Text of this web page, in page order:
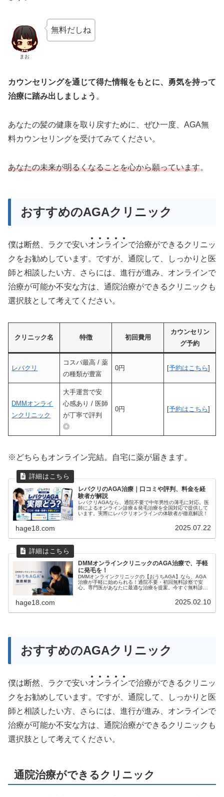
まお
無料だしね
カウンセリングを通じて得た情報をもとに、勇気を持って
治療に踏み出しましょう 。
あなたの髪の健康を取り戻すために、ぜひ一度、AGA無
料カウンセリングを受けてみてください。
あなたの未来が明るくなることを心から願っています。
おすすめのAGAクリニック
僕は断然、ラクで安いオンライ ンで治療ができるクリニッ
クをお勧めしています。ですが、通院して、しっかりと医
師と相談したい方、さらには、進行が進み、オンラインで
治療が可能か不安な方は、通院治療ができるクリニックも
選択肢として考えてください。
クリニック名 特徴 初回費用
カウンセリン
グ予約
レバクリ
コスパ最高 / 薬
の種類が豊富
0円 [予約はこちら]
DMMオンライ
ンクリニック
大手運営で安
心感あり / 医師
が丁寧で評判
◎
0円 [予約はこちら]
※どちらもオンライン完結。自宅に薬が届きます。
レバクリのAGA治療｜口コミや評判、料金を経
験者が解説
レバクリAGAなら、通院不要で中年男性の薄毛に対応。医
師によるオンライン診療＆発毛治療を全国対応で提供して
います。実際にレバクリオンラインの体験者が徹底解説！
hage18.com 2025.07.22
DMMオンラインクリニックのAGA治療で、手軽
に発毛を！
DMMオンラインクリニックの【おうちAGA】なら、AGA
治療が手軽に始められる！通院不要・初回無料診察で安
心。専門医があなたに最適な治療を提案。今すぐ無料診察
hage18.com 2025.02.10
おすすめのAGAクリニック
僕は断然、ラクで安いオンライ ンで治療ができるクリニッ
クをお勧めしています。ですが、通院して、しっかりと医
師と相談したい方、さらには、進行が進み、オンラインで
治療が可能か不安な方は、通院治療ができるクリニックも
選択肢として考えてください。
通院治療ができるクリニック